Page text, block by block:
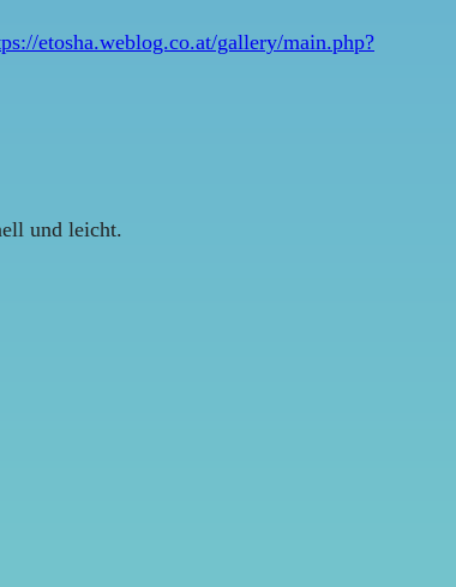
etosha.weblog.co.at/gallery/main.php?
und leicht.